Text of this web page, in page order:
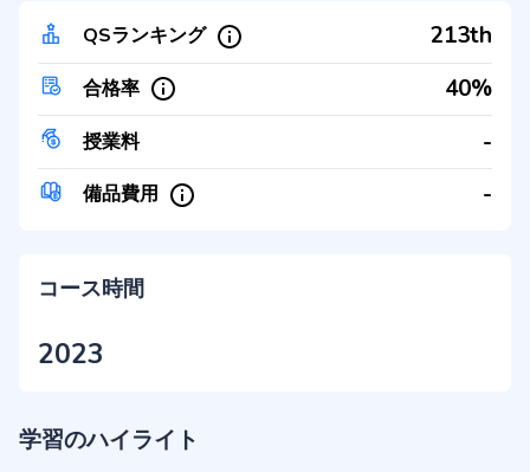
QSランキング 213th
合格率 40%
授業料 -
備品費用 -
コース時間
2023
学習のハイライト